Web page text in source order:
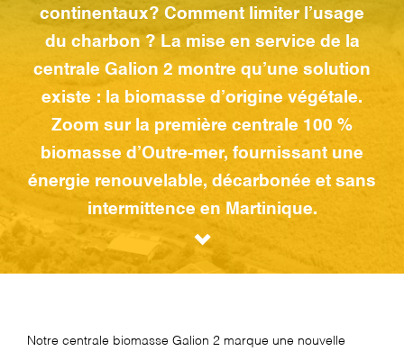
continentaux ? Comment limiter l’usage
du charbon ? La mise en service de la
centrale Galion 2 montre qu’une solution
existe : la biomasse d’origine végétale.
Zoom sur la première centrale 100 %
biomasse d’Outre-mer, fournissant une
énergie renouvelable, décarbonée et sans
intermittence en Martinique.
Notre centrale biomasse Galion 2 marque une nouvelle